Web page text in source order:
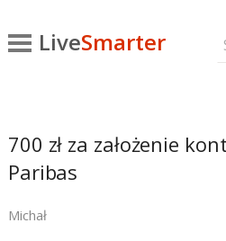
LiveSmarter
700 zł za założenie
Paribas
Michał